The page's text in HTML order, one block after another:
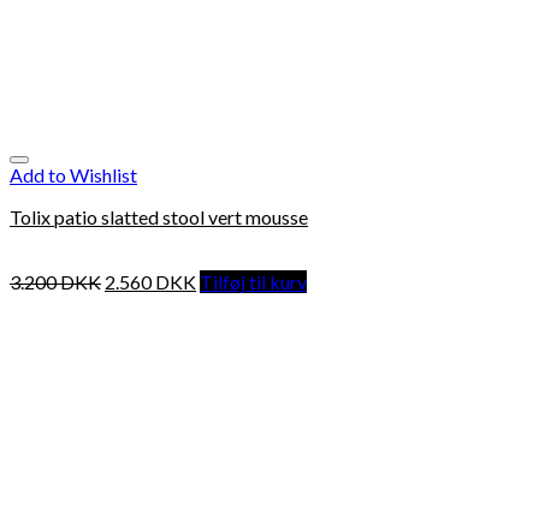
Add to Wishlist
Tolix patio slatted stool vert mousse
3.200DKK 2.560DKK Tilføj til kurv